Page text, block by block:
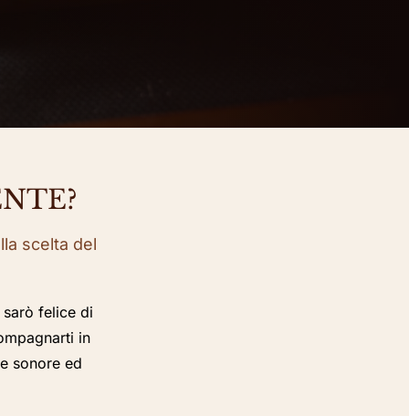
scelta del
sarò felice di
in
sonore ed